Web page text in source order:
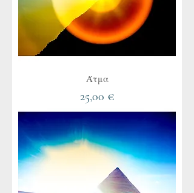
Άτμα
Τιμή
25,00 €